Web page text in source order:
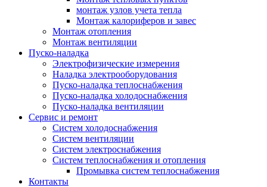
монтаж узлов учета тепла
Монтаж калориферов и завес
Монтаж отопления
Монтаж вентиляции
Пуско-наладка
Электрофизические измерения
Наладка электрооборудования
Пуско-наладка теплоснабжения
Пуско-наладка холодоснабжения
Пуско-наладка вентиляции
Сервис и ремонт
Систем холодоснабжения
Систем вентиляции
Систем электроснабжения
Систем теплоснабжения и отопления
Промывка систем теплоснабжения
Контакты